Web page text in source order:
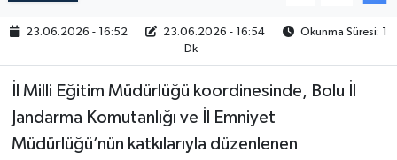
23.06.2026 - 16:52 23.06.2026 - 16:54
Okunma Süresi: 1
Dk
İl Milli Eğitim Müdürlüğü koordinesinde, Bolu İl
Jandarma Komutanlığı ve İl Emniyet
Müdürlüğü’nün katkılarıyla düzenlenen